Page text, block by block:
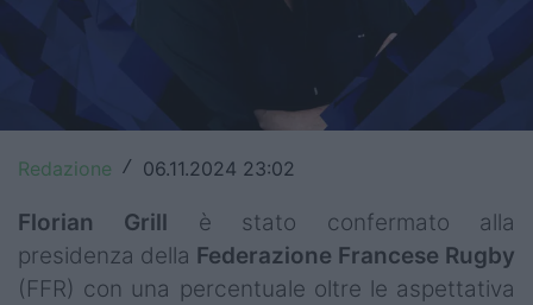
Premiership
Champions Cup
Challenge Cup
World Rugby
Rugby World Cup
Super Rugby
Redazione / 06.11.2024 23:02
Florian Grill è stato confermato alla
presidenza della Federazione Francese Rugby
(FFR) con una percentuale oltre le aspettativa